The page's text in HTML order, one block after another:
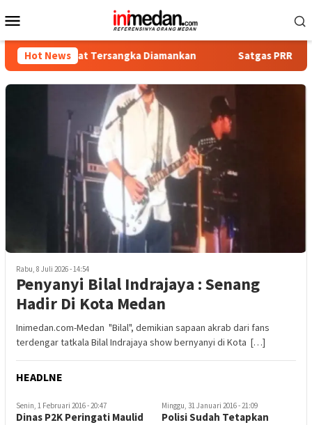
ke
Mobile
Hot News
Tersangka Diamankan Satgas PRR Pacu
Rabu, 8 Juli 2026 - 14:54
Penyanyi Bilal Indrajaya : Senang
Hadir Di Kota Medan
Inimedan.com-Medan "Bilal", demikian sapaan akrab dari fans
terdengar tatkala Bilal Indrajaya show bernyanyi di Kota […]
HEADLNE
Minggu, 31 Januari 2016 - 21:09
Polisi Sudah Tetapkan
Kamis, 21 Januari 2016 - 09:43
Kampung Kubur Bebas